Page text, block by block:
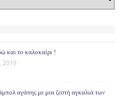
και το καλοκαίρι !
2019
αγάπης με μια ζεστή αγκαλιά των